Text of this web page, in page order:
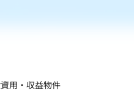
用・収益物件